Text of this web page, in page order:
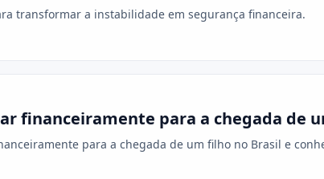
transformar a instabilidade em segurança financeira.
financeiramente para a chegada de
para a chegada de um filho no Brasil e